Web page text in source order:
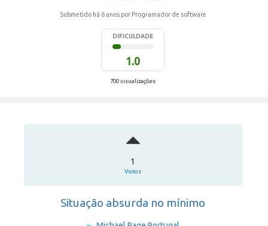
Submetido há 6 anos por Programador de software
DIFICULDADE
1.0
700 visualizações
1
Votos
Situação absurda no mínimo